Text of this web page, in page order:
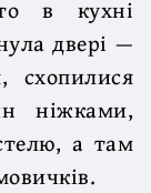
в кухні
двері —
схопилися
ніжками,
а там